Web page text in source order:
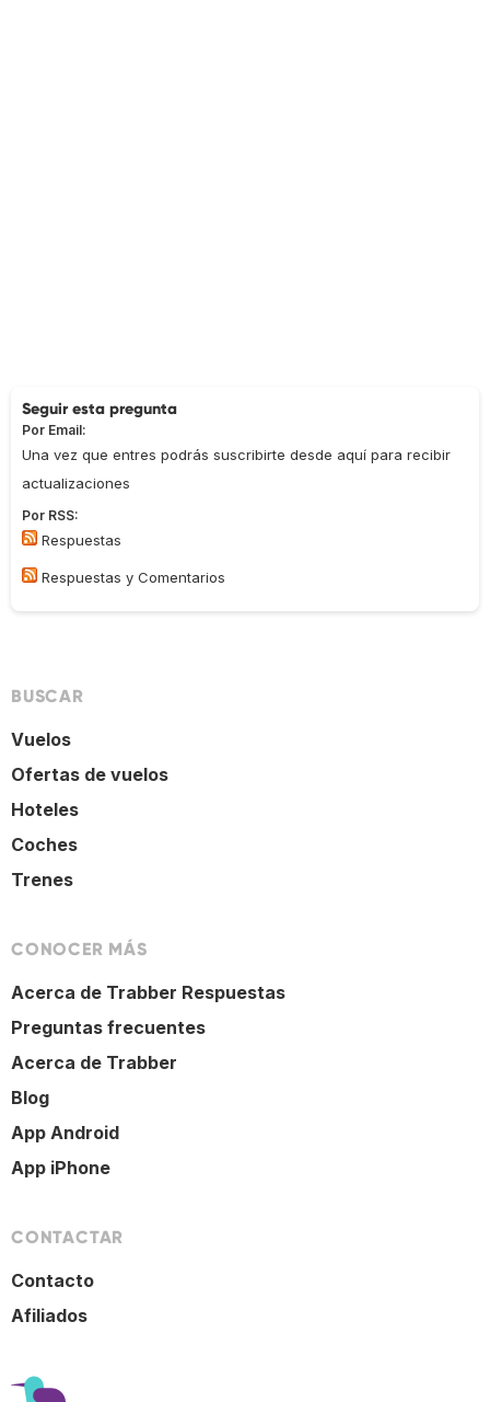
Seguir esta pregunta
Por Email:
Una vez que entres podrás suscribirte desde aquí para recibir
actualizaciones
Por RSS:
Respuestas
Respuestas y Comentarios
BUSCAR
Vuelos
Ofertas de vuelos
Hoteles
Coches
Trenes
CONOCER MÁS
Acerca de Trabber Respuestas
Preguntas frecuentes
Acerca de Trabber
Blog
App Android
App iPhone
CONTACTAR
Contacto
Afiliados